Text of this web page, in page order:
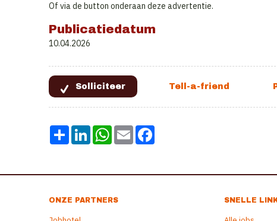
Of via de button onderaan deze advertentie.
Publicatiedatum
10.04.2026
Share LinkedInWhatsApp
Email
ONZE PARTNERS SNELLE